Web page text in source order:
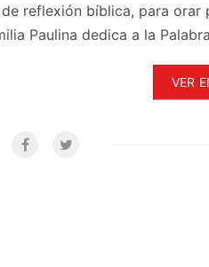
reflexión bíblica, para orar
Paulina dedica a la
VER